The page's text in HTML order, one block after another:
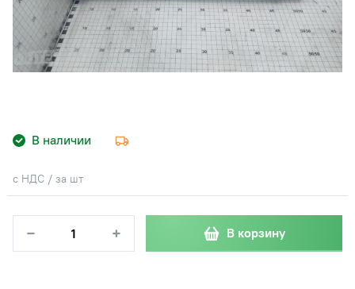
В наличии
с НДС / за шт
− + В корзину